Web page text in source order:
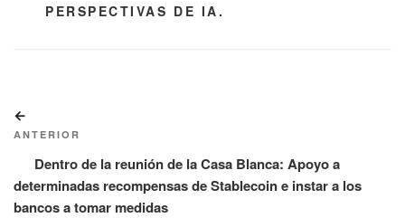
CATEGORÍAS
PERSPECTIVAS DE IA.
de
entradas
anterior:
ANTERIOR
Dentro de la reunión de la Casa Blanca: Apoyo a
determinadas recompensas de Stablecoin e instar a los
bancos a tomar medidas